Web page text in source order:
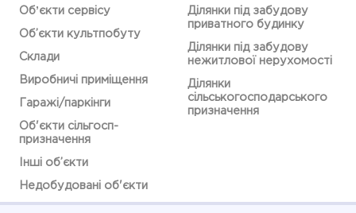
Обʼєкти сервісу
Об’єкти культпобуту
Склади
Виробничі приміщення
Гаражі/паркінги
Об'єкти сільгосп-
призначення
Інші об’єкти
Недобудовані об'єкти
Ділянки під забудову
приватного будинку
Ділянки під забудову
нежитлової нерухомості
Ділянки
сільськогосподарського
призначення